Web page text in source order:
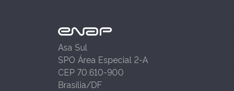
Asa Sul
SPO Área Especial 2-A
CEP 70.610-900
Brasília/DF